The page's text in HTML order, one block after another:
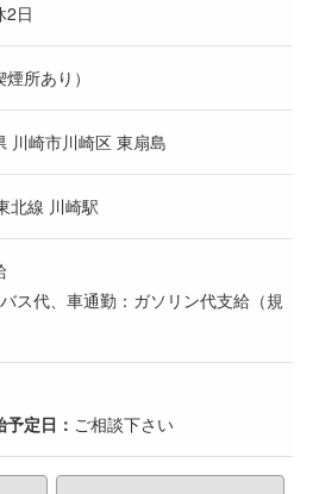
2日
所あり）
川崎市川崎区 東扇島
北線 川崎駅
ス代、車通勤：ガソリン代支給（規
定日： ご相談下さい